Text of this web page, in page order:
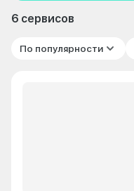
6 сервисов
По популярности